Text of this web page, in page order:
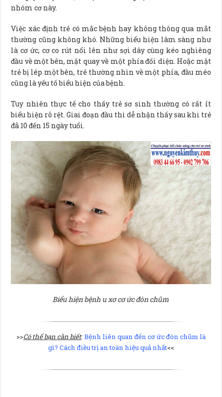
nhóm cơ này.
Việc xác định trẻ có mắc bệnh hay không thông qua mắt
thường cũng không khó. Những biểu hiện lâm sàng như
là cơ ức, cơ co rút nổi lên như sợi dây cùng kéo nghiêng
đầu về một bên, mặt quay về một phía đối diện. Hoặc mặt
trẻ bị lép một bên, trẻ thường nhìn về một phía, đầu méo
cũng là yếu tố biểu hiện của bệnh.
Tuy nhiên thực tế cho thấy trẻ sơ sinh thường có rất ít
biểu hiện rõ rệt. Giai đoạn đầu thì dễ nhận thấy sau khi trẻ
đã 10 đến 15 ngày tuổi.
Biểu hiện bệnh u xơ cơ ức đòn chũm
>>Có thể bạn cần biết: Bệnh liên quan đến cơ ức đòn chũm là
gì? Cách điều trị an toàn hiệu quả nhất<<